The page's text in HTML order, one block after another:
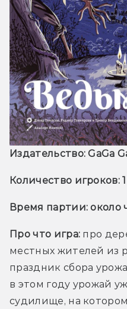
Издательство: GaGa
Количество игроков: 1
Время партии: около
Про что игра: про
местных жителей из
праздник сбора
в этом году урожай
судилище, на